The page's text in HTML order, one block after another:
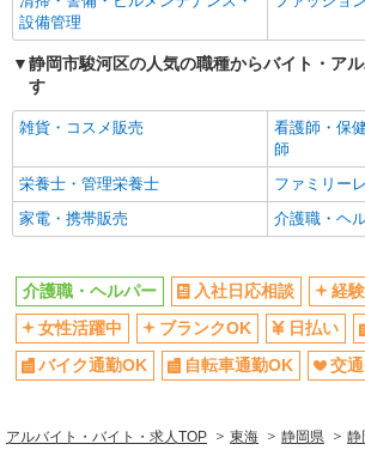
設備管理
静岡市駿河区の人気の職種からバイト・ア
す
雑貨・コスメ販売
看護師・保
師
栄養士・管理栄養士
ファミリー
家電・携帯販売
介護職・ヘ
介護職・ヘルパー 入社日応相談
経
女性活躍中
ブランクOK 日払い
バイク通勤OK
自転車通勤OK
交
アルバイト・バイト・求人TOP 東海 静岡県 静